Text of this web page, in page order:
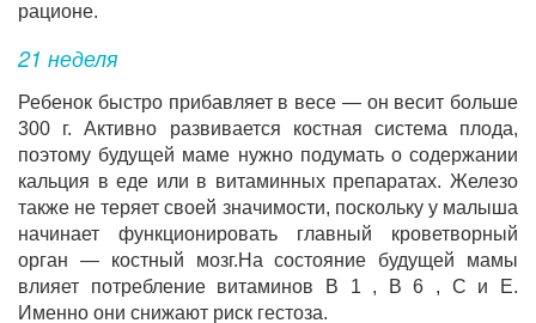
рационе.
21 неделя
Ребенок быстро прибавляет в весе — он весит больше
300 г. Активно развивается костная система плода,
поэтому будущей маме нужно подумать о содержании
кальция в еде или в витаминных препаратах. Железо
также не теряет своей значимости, поскольку у малыша
начинает функционировать главный кроветворный
орган — костный мозг.На состояние будущей мамы
влияет потребление витаминов В 1 , В 6 , С и Е.
Именно они снижают риск гестоза.